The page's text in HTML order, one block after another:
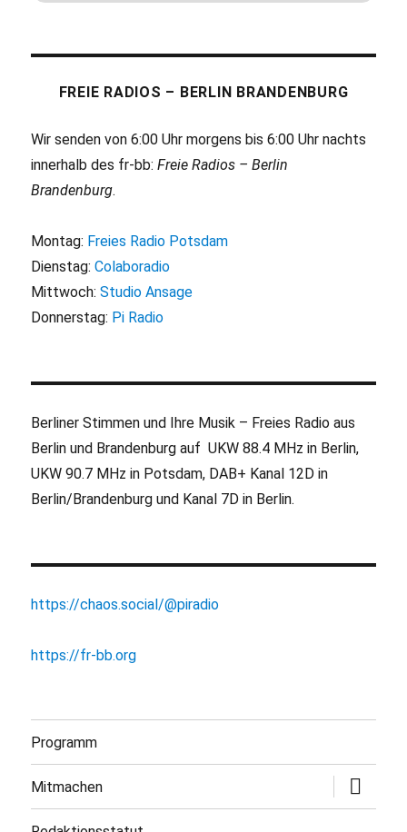
FREIE RADIOS – BERLIN BRANDENBURG
Wir senden von 6:00 Uhr morgens bis 6:00 Uhr nachts
innerhalb des fr-bb:Freie Radios – Berlin
Brandenburg.
Montag: Freies Radio Potsdam
Dienstag:Colaboradio
Mittwoch:Studio Ansage
Donnerstag: Pi Radio
Berliner Stimmen und Ihre Musik – Freies Radio aus
Berlin und Brandenburg auf UKW 88.4 MHz in Berlin,
UKW 90.7 MHz in Potsdam, DAB+ Kanal 12D in
Berlin/Brandenburg und Kanal 7D in Berlin.
https://chaos.social/@piradio
https://fr-bb.org
Programm
Mitmachen
öffnen